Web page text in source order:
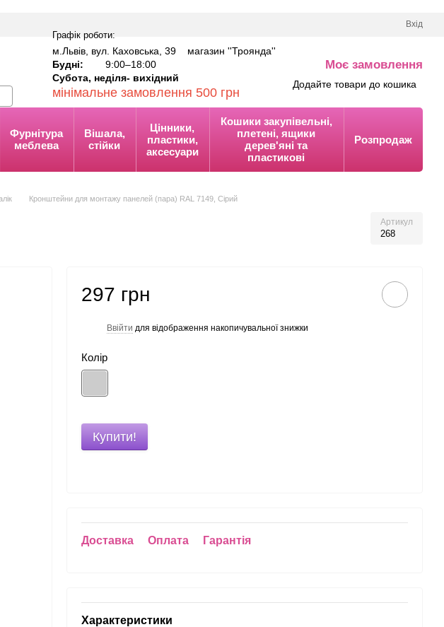
Вхід
Графік роботи:
м.Львів, вул. Каховська, 39 магазин ''Троянда''
Будні:
9:00–18:00
Субота, неділя- вихідний
мінімальне замовлення 500 грн
Моє замовлення
Додайте товари до кошика
Фурнітура
меблева
Вішала,
стійки
Цінники,
пластики,
аксесуари
Кошики закупівельні,
плетені, ящики
дерев'яні та
пластикові
Розпродаж
Кронштейни для монтажу панелей (пара) RAL 7149, Сірий
Артикул
268
297 грн
Ввійти для відображення накопичувальної знижки
Колір
Купити!
Доставка Оплата Гарантія
Характеристики